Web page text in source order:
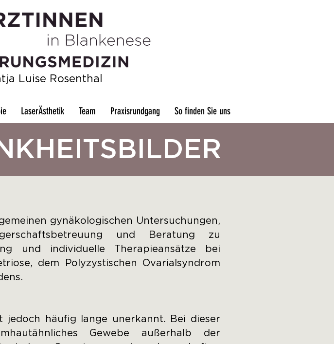
Luise Rosenthal
LaserÄsthetik Team Praxisrundgang So finden Sie uns
gynäkologischen Untersuchungen,
und Beratung zu
und individuelle Therapieansätze bei
dem Polyzystischen Ovarialsyndrom
häufig lange unerkannt. Bei dieser
Gewebe außerhalb der